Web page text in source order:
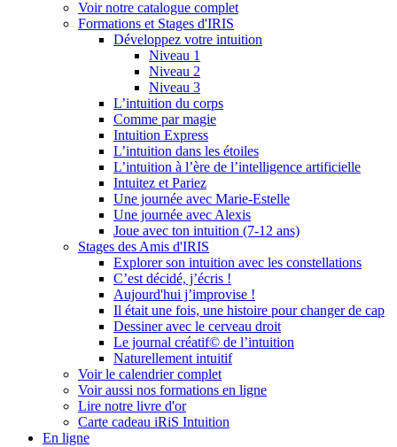
Voir notre catalogue complet
Formations et Stages d'IRIS
Développez votre intuition
Niveau 1
Niveau 2
Niveau 3
L’intuition du corps
Comme par magie
Intuition Express
L’intuition dans les étoiles
L’intuition à l’ère de l’intelligence artificielle
Intuitez et Pariez
Une journée avec Marie-Estelle
Une journée avec Alexis
Joue avec ton intuition (7-12 ans)
Stages des Amis d'IRIS
Explorer son intuition avec les constellations
C’est décidé, j’écris !
Aujourd'hui j’improvise !
Il était une fois, une histoire pour changer de cap
Dessiner avec le cerveau droit
Le journal créatif© de l’intuition
Naturellement intuitif
Voir le calendrier complet
Voir aussi nos formations en ligne
Lire notre livre d'or
Carte cadeau iRiS Intuition
En ligne